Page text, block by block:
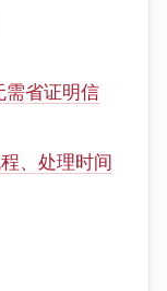
需省证明信
、处理时间